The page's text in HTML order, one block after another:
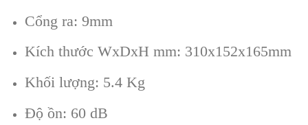
Cổng ra: 9mm
Kích thước WxDxH mm: 310x152x165mm
Khối lượng: 5.4 Kg
Độ ồn: 60 dB